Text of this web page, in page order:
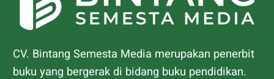
CV. Bintang Semesta Media merupakan penerbit
buku yang bergerak di bidang buku pendidikan.